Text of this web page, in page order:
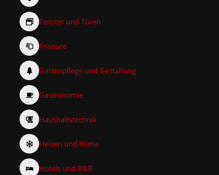
Fenster und Türen
Friseure
Gartenpflege und Gestaltung
Gastronomie
Haushaltstechnik
Heizen und Klima
Hotels und B&B